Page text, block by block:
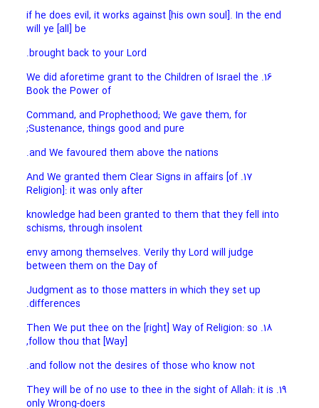
if he does evil, it works against [his own soul]. In the end
will ye [all] be
brought back to your Lord.
16. We did aforetime grant to the Children of Israel the
Book the Power of
Command, and Prophethood; We gave them, for
Sustenance, things good and pure;
and We favoured them above the nations.
17. And We granted them Clear Signs in affairs [of
Religion]: it was only after
knowledge had been granted to them that they fell into
schisms, through insolent
envy among themselves. Verily thy Lord will judge
between them on the Day of
Judgment as to those matters in which they set up
differences.
18. Then We put thee on the [right] Way of Religion: so
follow thou that [Way],
and follow not the desires of those who know not.
19. They will be of no use to thee in the sight of Allah: it is
only Wrong-doers